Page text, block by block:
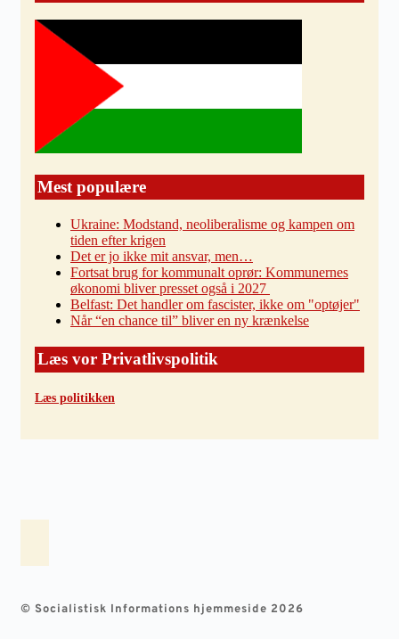
Mest populære
Ukraine: Modstand, neoliberalisme og kampen om
tiden efter krigen
Det er jo ikke mit ansvar, men…
Fortsat brug for kommunalt oprør: Kommunernes
økonomi bliver presset også i 2027
Belfast: Det handler om fascister, ikke om "optøjer"
Når “en chance til” bliver en ny krænkelse
Læs vor Privatlivspolitik
Læs politikken
© Socialistisk Informations hjemmeside 2026